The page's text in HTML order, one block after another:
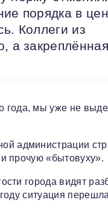
порядка в
Коллеги из
а
года, мы уже не
администрации
прочую «бытовуху».
города видят
ситуация